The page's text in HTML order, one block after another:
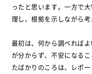
ったと思います。一方で
理し、根拠を示しながら
最初は、何から調べれば
が分からず、不安になる
たばかりのころは、レポ